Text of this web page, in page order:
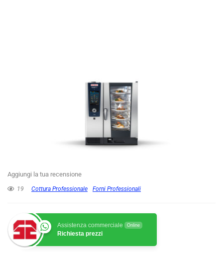
Aggiungi la tua recensione
19 Cottura Professionale Forni Professionali
Assistenza commerciale Online
Richiesta prezzi